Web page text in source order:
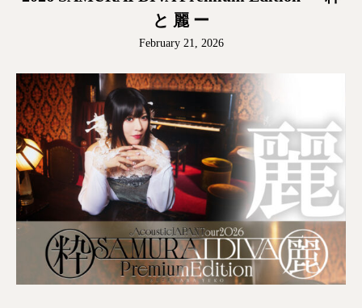
と 麗 ー
February 21, 2026